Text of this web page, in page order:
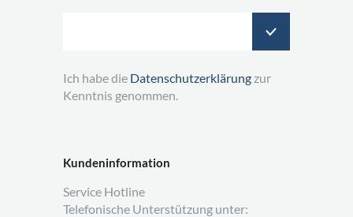
Kundeninformation
Service Hotline
Telefonische Unterstützung unter:
Ich habe die Datenschutzerklärung zur
Kenntnis genommen.